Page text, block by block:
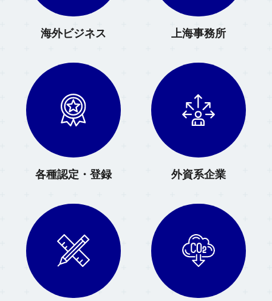
海外ビジネス 上海事務所
各種認定・登録 外資系企業